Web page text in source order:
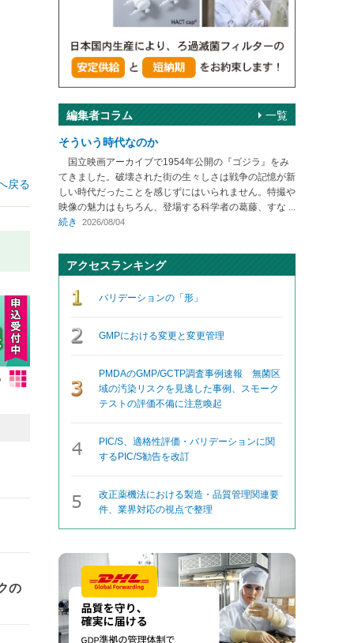
戻る
の
編集者コラム
そういう時代なのか
国立映画アーカイブで1954年公開の『ゴジラ』をみ
てきました。破壊された街の生々しさは戦争の記憶が新
しい時代だったことを感じずにはいられません。特撮や
映像の魅力はもちろん、登場する科学者の葛藤、すな ...
続き
2026/08/04
一覧
アクセスランキング
バリデーションの「形」
GMPにおける変更と変更管理
PMDAのGMP/GCTP調査事例速報 無菌区
域の汚染リスクを見逃した事例、スモーク
テストの評価不備に注意喚起
PIC/S、適格性評価・バリデーションに関
するPIC/S勧告を改訂
改正薬機法における製造・品質管理関連要
件、業界対応の視点で整理